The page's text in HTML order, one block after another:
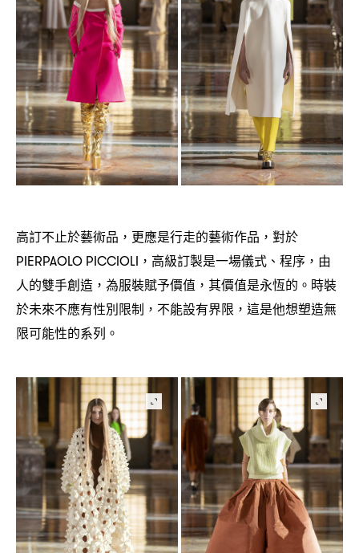
高訂不止於藝術品 ， 更應是行走的藝術作品 ， 對於
PIERPAOLO PICCIOLI， 高級訂製是一場儀式、程序 ， 由
人的雙手創造 ， 為服裝賦予價值 ， 其價值是永恆的。時裝
於未來不應有性別限制 ， 不能設有界限 ， 這是他想塑造無
限可能性的系列。